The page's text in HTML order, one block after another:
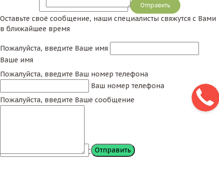
Сообщение
Оставьте своё сообщение, наши специалисты свяжутся с Вами
в ближайшее время
Пожалуйста, введите Ваше имя
Ваше имя
Пожалуйста, введите Ваш номер телефона
Ваш номер телефона
Пожалуйста, введите Ваше сообщение
Сообщение